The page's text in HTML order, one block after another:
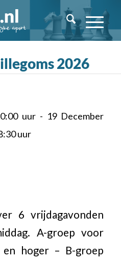
2026
uur - 19 December
uur
6 vrijdagavonden
A-groep voor
en hoger – B-groep